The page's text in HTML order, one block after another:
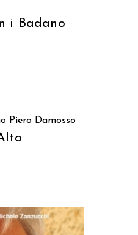
i Badano
CARRELLO
Piero Damosso